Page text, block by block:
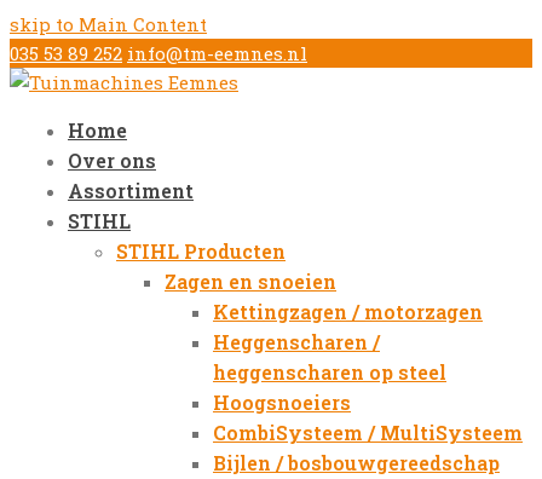
skip to Main Content
035 53 89 252 info@tm-eemnes.nl
Home
Over ons
Assortiment
STIHL
STIHL Producten
Zagen en snoeien
Kettingzagen / motorzagen
Heggenscharen /
heggenscharen op steel
Hoogsnoeiers
CombiSysteem / MultiSysteem
Bijlen / bosbouwgereedschap